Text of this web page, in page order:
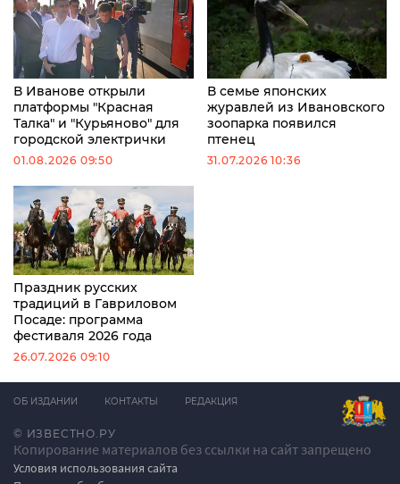
В Иванове открыли
платформы "Красная
Талка" и "Курьяново" для
городской электрички
01.08.2026 09:50
В семье японских
журавлей из Ивановского
зоопарка появился
птенец
31.07.2026 10:36
Праздник русских
традиций в Гавриловом
Посаде: программа
фестиваля 2026 года
26.07.2026 09:10
© ИЗВЕСТНО.РУ
Копирование материалов без ссылки на сайт запрещено
Условия использования сайта
ОБ ИЗДАНИИ КОНТАКТЫ РЕДАКЦИЯ